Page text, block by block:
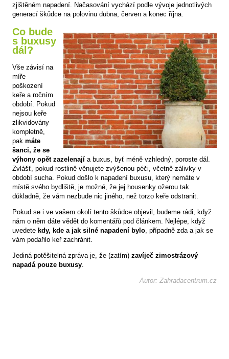
zjištěném napadení. Načasování vychází podle vývoje jednotlivých
generací škůdce na polovinu dubna, červen a konec října.
Co bude
s buxusy
dál?
Vše závisí na
míře
poškození
keře a ročním
období. Pokud
nejsou keře
zlikvidovány
kompletně,
pak máte
šanci, že se
výhony opět zazelenají a buxus, byť méně vzhledný, poroste dál.
Zvlášť, pokud rostlině věnujete zvýšenou péči, včetně zálivky v
období sucha. Pokud došlo k napadení buxusu, který nemáte v
místě svého bydliště, je možné, že jej housenky ožerou tak
důkladně, že vám nezbude nic jiného, než torzo keře odstranit.
Pokud se i ve vašem okolí tento škůdce objevil, budeme rádi, když
nám o něm dáte vědět do komentářů pod článkem. Nejlépe, když
uvedete kdy, kde a jak silné napadení bylo, případně zda a jak se
vám podařilo keř zachránit.
Jediná potěšitelná zpráva je, že (zatím) zavíječ zimostrázový
napadá pouze buxusy.
Autor: Zahradacentrum.cz